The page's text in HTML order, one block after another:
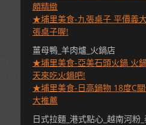
頗精緻
★埔里美食-九張桌子 平價義
張桌子喔!
薑母鴨_羊肉爐_火鍋店
★埔里美食-亞美石頭火鍋 火
天來吃火鍋吧!
★埔里美食-日高鍋物 18度C
大推薦
日式拉麵_港式點心_越南河粉